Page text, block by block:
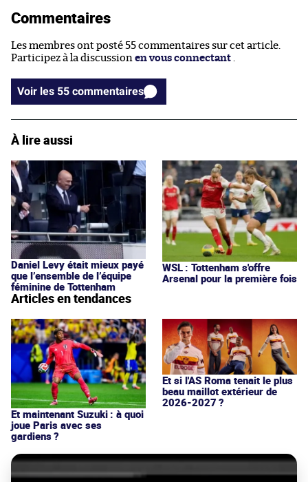
Commentaires
Les membres ont posté 55 commentaires sur cet article.
Participez à la discussion en vous connectant .
Voir les 55 commentaires
À lire aussi
Daniel Levy était mieux payé
que l’ensemble de l’équipe
féminine de Tottenham
WSL : Tottenham s'offre
Arsenal pour la première fois
Articles en tendances
Et maintenant Suzuki : à quoi
joue Paris avec ses
gardiens ?
Et si l'AS Roma tenait le plus
beau maillot extérieur de
2026-2027 ?